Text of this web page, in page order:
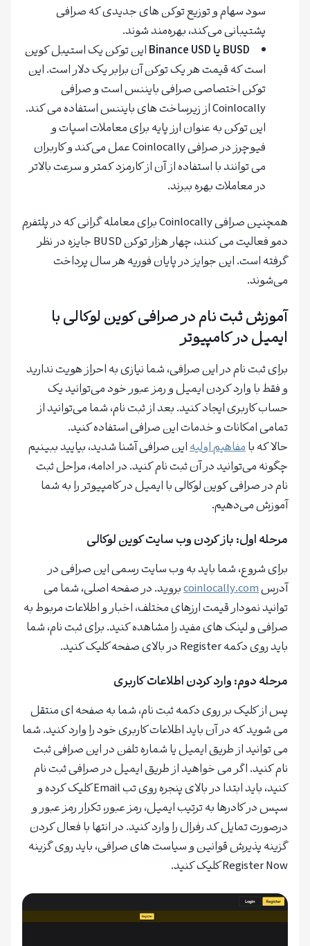
سود سهام و توزیع توکن های جدیدی که صرافی
پشتیبانی می‌کند، بهره‌مند شوند.
BUSD یا Binance USD
این توکن یک استیبل کوین
است که قیمت هر یک توکن آن برابر یک دلار است. این
توکن اختصاصی صرافی بایننس است و صرافی
Coinlocally از زیرساخت های بایننس استفاده می کند.
این توکن به عنوان ارز پایه برای معاملات اسپات و
فیوچرز در صرافی Coinlocally عمل می‌کند و کاربران
می توانند با استفاده از آن از کارمزد کمتر و سرعت بالاتر
در معاملات بهره ببرند.
همچنین صرافی Coinlocally برای معامله گرانی که در پلتفرم
دمو فعالیت می کنند، چهار هزار توکن BUSD جایزه در نظر
گرفته است. این جوایز در پایان فوریه هر سال پرداخت
می‌شوند.
آموزش ثبت نام در صرافی کوین لوکالی با
ایمیل در کامپیوتر
برای ثبت نام در این صرافی، شما نیازی به احراز هویت ندارید
و فقط با وارد کردن ایمیل و رمز عبور خود می‌توانید یک
حساب کاربری ایجاد کنید. بعد از ثبت نام، شما می‌توانید از
تمامی امکانات و خدمات این صرافی استفاده کنید.
حالا که بامفاهیم اولیهاین صرافی آشنا شدید، بیایید ببینیم
چگونه می‌توانید در آن ثبت نام کنید. در ادامه، مراحل ثبت
نام در صرافی کوین لوکالی با ایمیل در کامپیوتر را به شما
آموزش می‌دهیم.
مرحله اول: باز کردن وب سایت کوین لوکالی
برای شروع، شما باید به وب سایت رسمی این صرافی در
آدرسcoinlocally.comبروید. در صفحه اصلی، شما می
توانید نمودار قیمت ارزهای مختلف، اخبار و اطلاعات مربوط به
صرافی و لینک های مفید را مشاهده کنید. برای ثبت نام، شما
باید روی دکمه Register در بالای صفحه کلیک کنید.
مرحله دوم: وارد کردن اطلاعات کاربری
پس از کلیک بر روی دکمه ثبت نام، شما به صفحه ای منتقل
می شوید که در آن باید اطلاعات کاربری خود را وارد کنید. شما
می توانید از طریق ایمیل یا شماره تلفن در این صرافی ثبت
نام کنید. اگر می خواهید از طریق ایمیل در صرافی ثبت نام
کنید، باید ابتدا در بالای پنجره روی تب Email کلیک کرده و
سپس در کادرها به ترتیب ایمیل، رمز عبور، تکرار رمز عبور و
درصورت تمایل کد رفرال را وارد کنید. در انتها با فعال کردن
گزینه پذیرش قوانین و سیاست های صرافی، باید روی گزینه
Register Now کلیک کنید.